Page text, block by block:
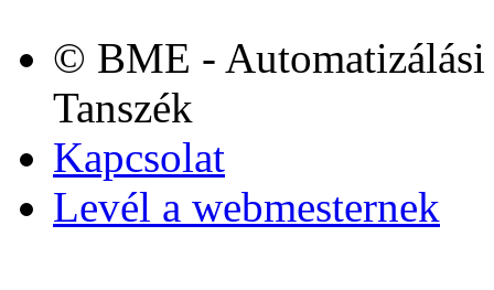
© BME -
Tanszék
Kapcsolat
Levél a webmesternek